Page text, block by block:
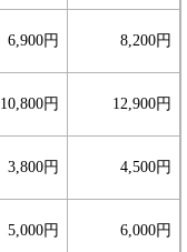
6,900円 8,200円
10,800円 12,900円
3,800円 4,500円
5,000円 6,000円